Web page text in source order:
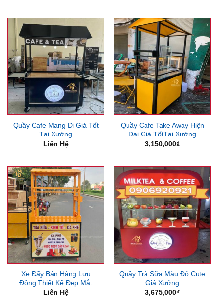
Quầy Cafe Mang Đi Giá Tốt
Tại Xưởng
Liên Hệ
Quầy Cafe Take Away Hiện
Đại Giá TốtTại Xưởng
3,150,000₫
Xe Đẩy Bán Hàng Lưu
Động Thiết Kế Đẹp Mắt
Liên Hệ
Quầy Trà Sữa Màu Đỏ Cute
Giá Xưởng
3,675,000₫